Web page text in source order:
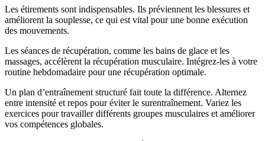
Les étirements sont indispensables. Ils préviennent les blessures et
améliorent la souplesse, ce qui est vital pour une bonne exécution
des mouvements.
Les séances de récupération, comme les bains de glace et les
massages, accélèrent la récupération musculaire. Intégrez-les à votre
routine hebdomadaire pour une récupération optimale.
Un plan d’entraînement structuré fait toute la différence. Alternez
entre intensité et repos pour éviter le surentraînement. Variez les
exercices pour travailler différents groupes musculaires et améliorer
vos compétences globales.